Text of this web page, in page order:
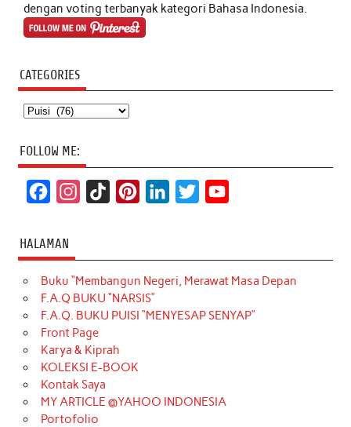
dengan voting terbanyak kategori Bahasa Indonesia.
CATEGORIES
Categories
FOLLOW ME:
c
e
b
o
o
k
t
a
g
r
a
m
T
o
k
t
e
r
k
e
d
t
t
e
T
u
b
HALAMAN
Buku “Membangun Negeri, Merawat Masa Depan
F.A.Q BUKU “NARSIS”
F.A.Q. BUKU PUISI “MENYESAP SENYAP”
Front Page
Karya & Kiprah
KOLEKSI E-BOOK
Kontak Saya
MY ARTICLE @YAHOO INDONESIA
Portofolio